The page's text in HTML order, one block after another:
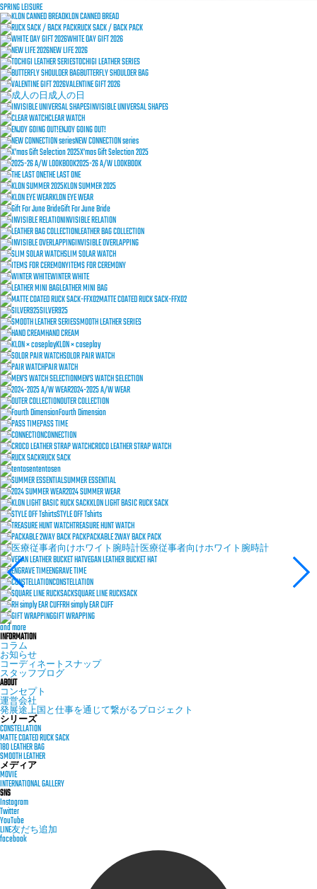
SPRING LEISURE
KLON CANNED BREAD
RUCK SACK / BACK PACK
WHITE DAY GIFT 2026
NEW LIFE 2026
TOCHIGI LEATHER SERIES
BUTTERFLY SHOULDER BAG
VALENTINE GIFT 2026
成人の日
INVISIBLE UNIVERSAL SHAPES
CLEAR WATCH
ENJOY GOING OUT!
NEW CONNECTION series
X’mas Gift Selection 2025
2025-26 A/W LOOKBOOK
THE LAST ONE
KLON SUMMER 2025
KLON EYE WEAR
Gift For June Bride
INVISIBLE RELATION
LEATHER BAG COLLECTION
INVISIBLE OVERLAPPING
SLIM SOLAR WATCH
ITEMS FOR CEREMONY
WINTER WHITE
LEATHER MINI BAG
MATTE COATED RUCK SACK-FFX02
SILVER925
SMOOTH LEATHER SERIES
HAND CREAM
KLON × caseplay
SOLOR PAIR WATCH
PAIR WATCH
MEN’S WATCH SELECTION
2024-2025 A/W WEAR
OUTER COLLECTION
Fourth Dimension
PASS TIME
CONNECTION
CROCO LEATHER STRAP WATCH
RUCK SACK
tentosen
SUMMER ESSENTIAL
2024 SUMMER WEAR
KLON LIGHT BASIC RUCK SACK
STYLE OFF Tshirts
TREASURE HUNT WATCH
PACKABLE 2WAY BACK PACK
医療従事者向けホワイト腕時計
VEGAN LEATHER BUCKET HAT
ENGRAVE TIME
CONSTELLATION
SQUARE LINE RUCKSACK
RH simply EAR CUFF
GIFT WRAPPING
and more
INFORMATION
コラム
お知らせ
コーディネートスナップ
スタッフブログ
ABOUT
コンセプト
運営会社
発展途上国と仕事を通じて繋がるプロジェクト
シリーズ
CONSTELLATION
MATTE COATED RUCK SACK
180 LEATHER BAG
SMOOTH LEATHER
メディア
MOVIE
INTERNATIONAL GALLERY
SNS
Instagram
Twitter
YouTube
LINE友だち追加
facebook